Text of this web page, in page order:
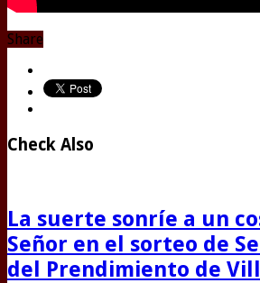
Share
Check Also
La suerte sonríe a un
Señor en el sorteo de
del Prendimiento de